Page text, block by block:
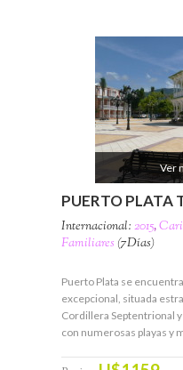
Ver
PUERTO PLATA
Internacional: 2015,
Familiares (7Días)
Puerto Plata se
excepcional, situada
Cordillera Septentrional
con numerosas playas y